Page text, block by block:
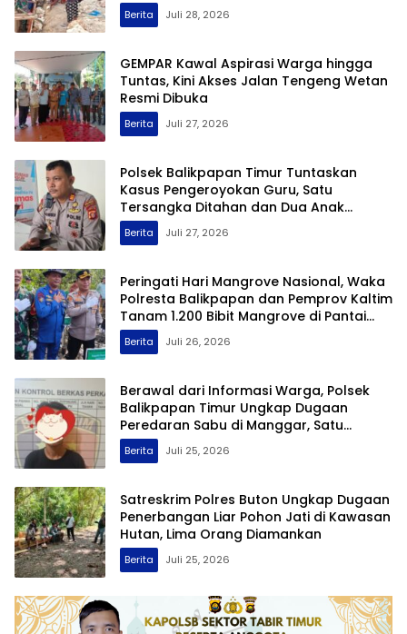
Berita Juli 28, 2026
GEMPAR Kawal Aspirasi Warga hingga
Tuntas, Kini Akses Jalan Tengeng Wetan
Resmi Dibuka
Berita Juli 27, 2026
Polsek Balikpapan Timur Tuntaskan
Kasus Pengeroyokan Guru, Satu
Tersangka Ditahan dan Dua Anak
Berhadapan dengan Hukum Wajib Lapor
Berita Juli 27, 2026
Peringati Hari Mangrove Nasional, Waka
Polresta Balikpapan dan Pemprov Kaltim
Tanam 1.200 Bibit Mangrove di Pantai
Lamaru
Berita Juli 26, 2026
Berawal dari Informasi Warga, Polsek
Balikpapan Timur Ungkap Dugaan
Peredaran Sabu di Manggar, Satu
Terduga Pelaku Diamankan
Berita Juli 25, 2026
Satreskrim Polres Buton Ungkap Dugaan
Penerbangan Liar Pohon Jati di Kawasan
Hutan, Lima Orang Diamankan
Berita Juli 25, 2026